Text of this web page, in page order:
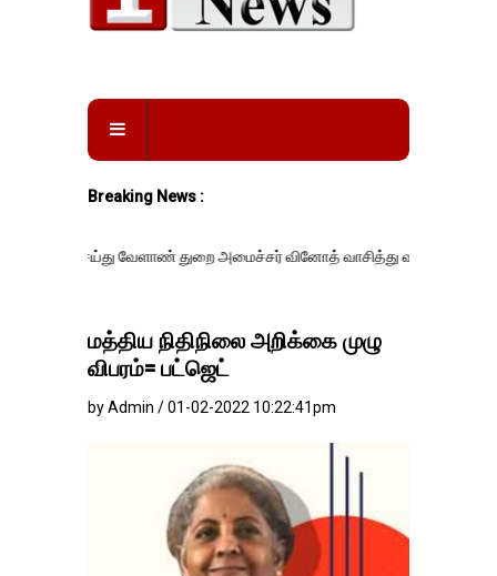
Breaking News :
துறை அமைச்சர் வினோத் வாசித்து வருகிறார். �.
மத்திய நிதிநிலை அறிக்கை முழு
விபரம்= பட்ஜெட்
by Admin / 01-02-2022 10:22:41pm